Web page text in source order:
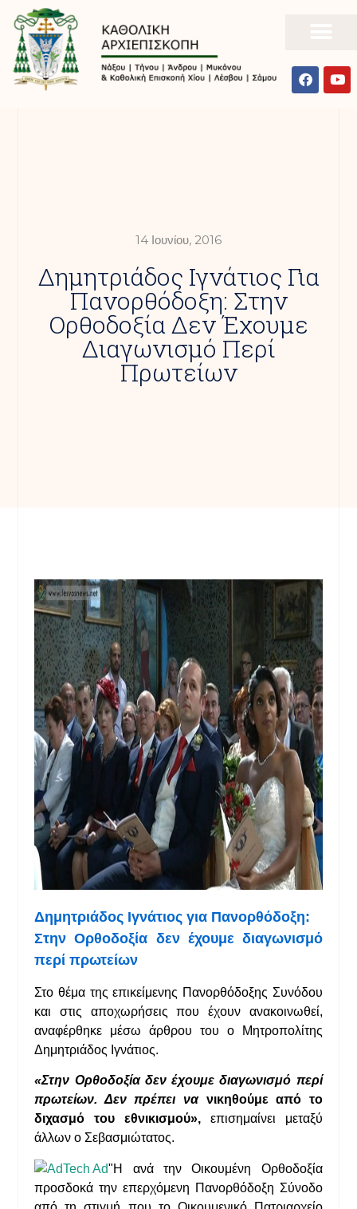
14 Ιουνίου, 2016
Δημητριάδος Ιγνάτιος Για
Πανορθόδοξη: Στην
Ορθοδοξία Δεν Έχουμε
Διαγωνισμό Περί
Πρωτείων
Δημητριάδος Ιγνάτιος για Πανορθόδοξη:
Στην Ορθοδοξία δεν έχουμε διαγωνισμό
περί πρωτείων
Στο θέμα της επικείμενης Πανορθόδοξης Συνόδου
και στις αποχωρήσεις που έχουν ανακοινωθεί,
αναφέρθηκε μέσω άρθρου του ο Μητροπολίτης
Δημητριάδος Ιγνάτιος.
«Στην Ορθοδοξία δεν έχουμε διαγωνισμό περί
πρωτείων. Δεν πρέπει να νικηθούμε από το
διχασμό του εθνικισμού», επισημαίνει μεταξύ
άλλων ο Σεβασμιώτατος.
"Η ανά την Οικουμένη Ορθοδοξία
προσδοκά την επερχόμενη Πανορθόδοξη Σύνοδο